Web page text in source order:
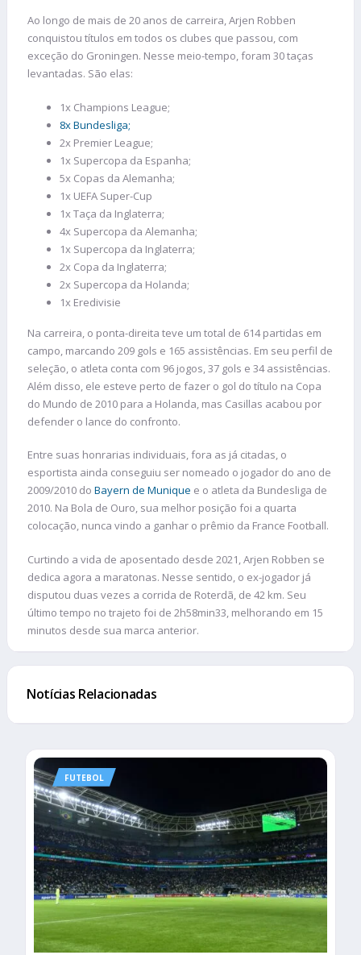
Ao longo de mais de 20 anos de carreira, Arjen Robben
conquistou títulos em todos os clubes que passou, com
exceção do Groningen. Nesse meio-tempo, foram 30 taças
levantadas. São elas:
1x Champions League;
8x Bundesliga;
2x Premier League;
1x Supercopa da Espanha;
5x Copas da Alemanha;
1x UEFA Super-Cup
1x Taça da Inglaterra;
4x Supercopa da Alemanha;
1x Supercopa da Inglaterra;
2x Copa da Inglaterra;
2x Supercopa da Holanda;
1x Eredivisie
Na carreira, o ponta-direita teve um total de 614 partidas em
campo, marcando 209 gols e 165 assistências. Em seu perfil de
seleção, o atleta conta com 96 jogos, 37 gols e 34 assistências.
Além disso, ele esteve perto de fazer o gol do título na Copa
do Mundo de 2010 para a Holanda, mas Casillas acabou por
defender o lance do confronto.
Entre suas honrarias individuais, fora as já citadas, o
esportista ainda conseguiu ser nomeado o jogador do ano de
2009/2010 do Bayern de Munique e o atleta da Bundesliga de
2010. Na Bola de Ouro, sua melhor posição foi a quarta
colocação, nunca vindo a ganhar o prêmio da France Football.
Curtindo a vida de aposentado desde 2021, Arjen Robben se
dedica agora a maratonas. Nesse sentido, o ex-jogador já
disputou duas vezes a corrida de Roterdã, de 42 km. Seu
último tempo no trajeto foi de 2h58min33, melhorando em 15
minutos desde sua marca anterior.
Notícias Relacionadas
FUTEBOL